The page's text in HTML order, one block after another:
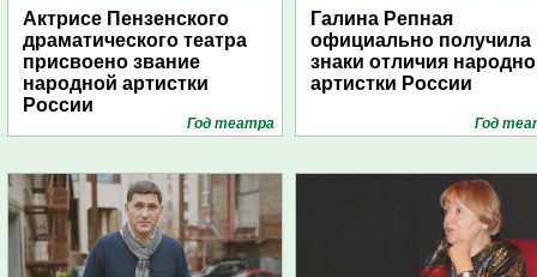
Актрисе Пензенского
драматического театра
присвоено звание
народной артистки
России
Год театра
Галина Репная
официально получила
знаки отличия
артистки России
Год